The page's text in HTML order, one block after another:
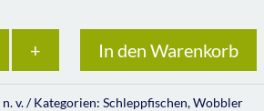
In den Warenkorb
n. v. Kategorien: Schleppfischen,Wobbler